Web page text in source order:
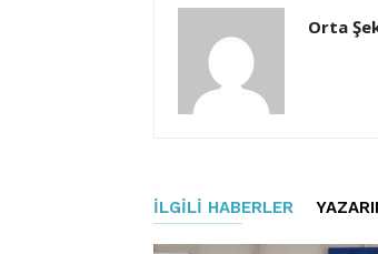
Orta
İLGILI HABERLER